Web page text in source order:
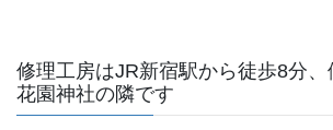
修理工房はJR新宿駅から徒歩8分、
花園神社の隣です